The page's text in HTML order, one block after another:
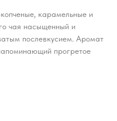
карамельные и
чая насыщенный и
послевкусием. Аромат
прогретое